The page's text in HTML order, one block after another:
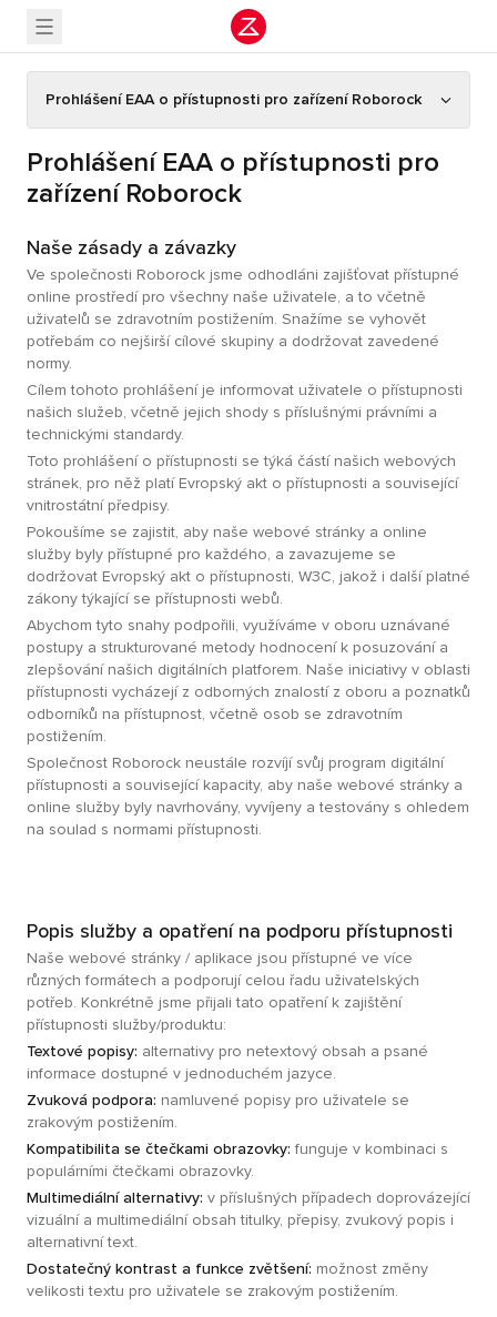
Prohlášení EAA o přístupnosti pro zařízení Roborock
Prohlášení EAA o přístupnosti pro
zařízení Roborock
Naše zásady a závazky
Ve společnosti Roborock jsme odhodláni zajišťovat přístupné
online prostředí pro všechny naše uživatele, a to včetně
uživatelů se zdravotním postižením. Snažíme se vyhovět
potřebám co nejširší cílové skupiny a dodržovat zavedené
normy.
Cílem tohoto prohlášení je informovat uživatele o přístupnosti
našich služeb, včetně jejich shody s příslušnými právními a
technickými standardy.
Toto prohlášení o přístupnosti se týká částí našich webových
stránek, pro něž platí Evropský akt o přístupnosti a související
vnitrostátní předpisy.
Pokoušíme se zajistit, aby naše webové stránky a online
služby byly přístupné pro každého, a zavazujeme se
dodržovat Evropský akt o přístupnosti, W3C, jakož i další platné
zákony týkající se přístupnosti webů.
Abychom tyto snahy podpořili, využíváme v oboru uznávané
postupy a strukturované metody hodnocení k posuzování a
zlepšování našich digitálních platforem. Naše iniciativy v oblasti
přístupnosti vycházejí z odborných znalostí z oboru a poznatků
odborníků na přístupnost, včetně osob se zdravotním
postižením.
Společnost Roborock neustále rozvíjí svůj program digitální
přístupnosti a související kapacity, aby naše webové stránky a
online služby byly navrhovány, vyvíjeny a testovány s ohledem
na soulad s normami přístupnosti.
Popis služby a opatření na podporu přístupnosti
Naše webové stránky / aplikace jsou přístupné ve více
různých formátech a podporují celou řadu uživatelských
potřeb. Konkrétně jsme přijali tato opatření k zajištění
přístupnosti služby/produktu:
Textové popisy: alternativy pro netextový obsah a psané
informace dostupné v jednoduchém jazyce.
Zvuková podpora: namluvené popisy pro uživatele se
zrakovým postižením.
Kompatibilita se čtečkami obrazovky:funguje v kombinaci s
populárními čtečkami obrazovky.
Multimediální alternativy: v příslušných případech doprovázející
vizuální a multimediální obsah titulky, přepisy, zvukový popis i
alternativní text.
Dostatečný kontrast a funkce zvětšení: možnost změny
velikosti textu pro uživatele se zrakovým postižením.